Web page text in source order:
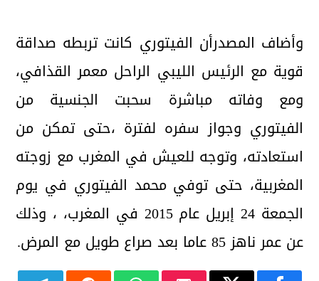
وأضاف المصدرأن الفيتوري كانت تربطه صداقة
قوية مع الرئيس الليبي الراحل معمر القذافي،
ومع وفاته مباشرة سحبت الجنسية من
الفيتوري وجواز سفره لفترة ،حتى تمكن من
استعادته، وتوجه للعيش في المغرب مع زوجته
المغربية، حتى توفي محمد الفيتوري في يوم
الجمعة 24 إبريل عام 2015 في المغرب، ، وذلك
عن عمر ناهز 85 عاما بعد صراع طويل مع المرض.